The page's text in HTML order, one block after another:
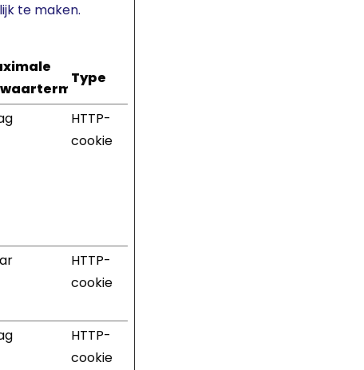
te maken.
Type
HTTP-
cookie
HTTP-
cookie
HTTP-
cookie